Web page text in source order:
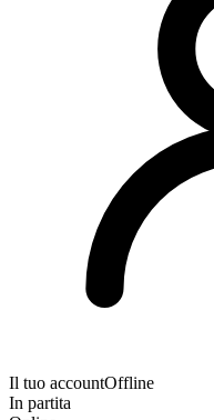
Il tuo accountOffline
In partita